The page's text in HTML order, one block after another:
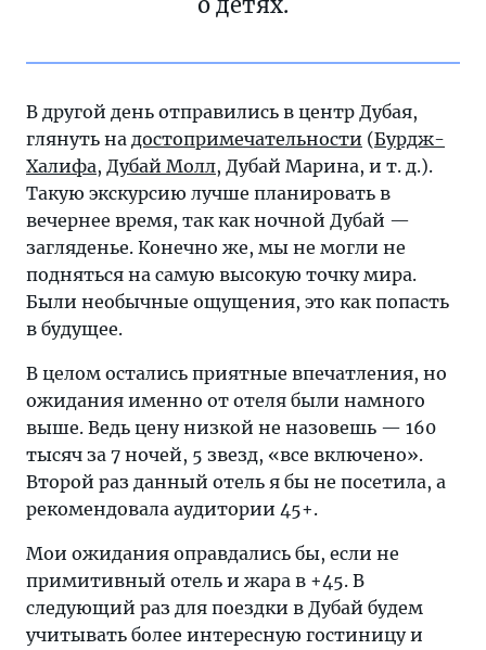
В другой день отправились в центр Дубая,
глянуть на достопримечательности (Бурдж-
Халифа, Дубай Молл, Дубай Марина, и т. д.).
Такую экскурсию лучше планировать в
вечернее время, так как ночной Дубай —
загляденье. Конечно же, мы не могли не
подняться на самую высокую точку мира.
Были необычные ощущения, это как попасть
в будущее.
В целом остались приятные впечатления, но
ожидания именно от отеля были намного
выше. Ведь цену низкой не назовешь — 160
тысяч за 7 ночей, 5 звезд, «все включено».
Второй раз данный отель я бы не посетила, а
рекомендовала аудитории 45+.
Мои ожидания оправдались бы, если не
примитивный отель и жара в +45. В
следующий раз для поездки в Дубай будем
учитывать более интересную гостиницу и